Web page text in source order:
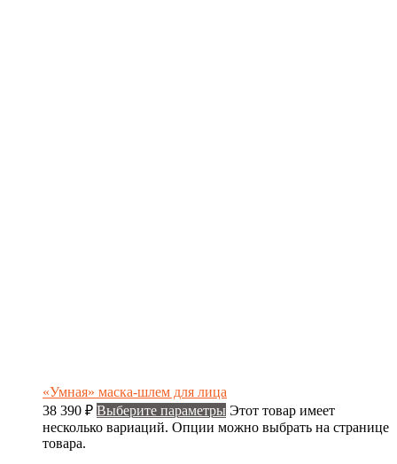
«Умная» маска-шлем для лица
38 390 ₽ Выберите параметры Этот товар имеет
несколько вариаций. Опции можно выбрать на странице
товара.